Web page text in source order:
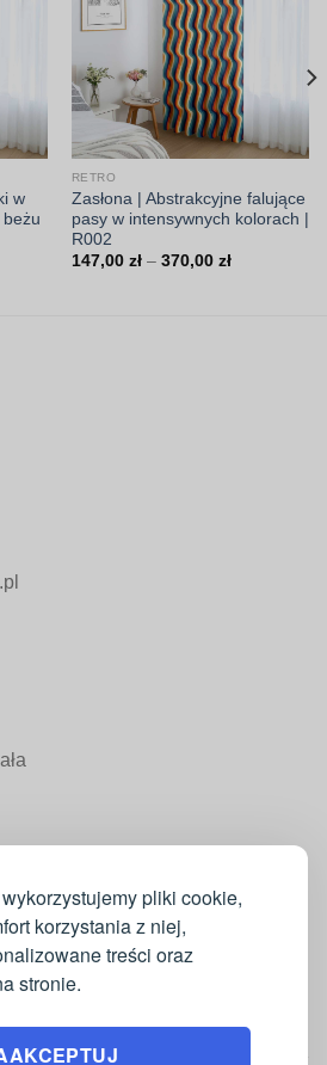
pliki cookie,
korzystania z niej,
treści oraz
stronie.
w
RETRO
Zasłona | Abstrakcyjne falujące
pasy w intensywnych kolorach |
R002
147,00 zł – 370,00 złZakres